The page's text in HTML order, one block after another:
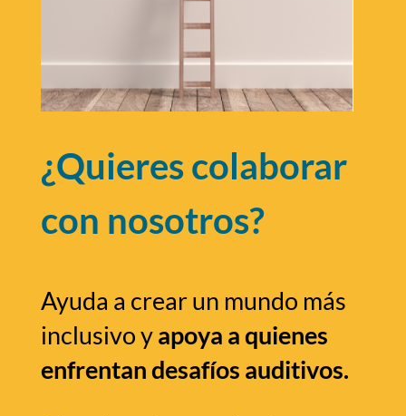
¿Quieres colaborar
con nosotros?
Ayuda a crear un mundo más
inclusivo yapoya a quienes
enfrentan desafíos auditivos.